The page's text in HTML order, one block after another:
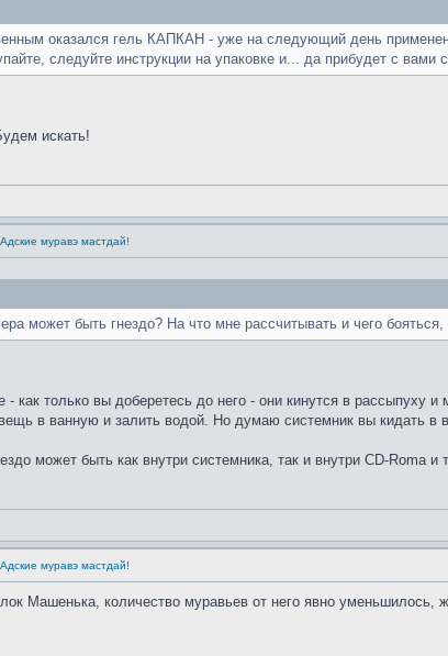
оказался гель КАПКАН - уже на следующий день
следуйте инструкции на упаковке и... да прибудет с вами
искать!
муравэ мастдай!
может быть гнездо? На что мне рассчитывать и чего
- как только вы доберетесь до него - они кинутся в
в ванную и залить водой. Но думаю системник вы кидать в
может быть как внутри системника, так и внутри CD-Romа и
муравэ мастдай!
Машенька, количество муравьев от него явно